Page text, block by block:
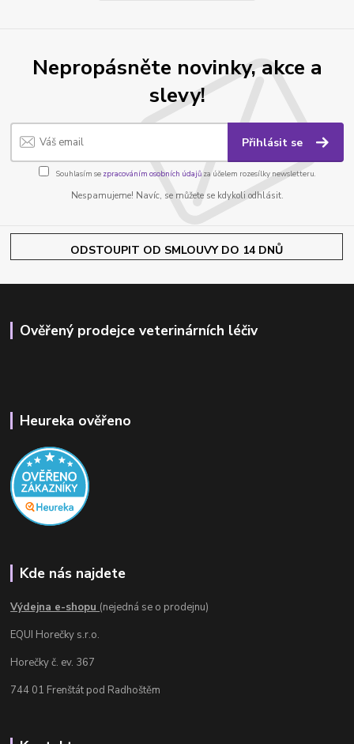
Nepropásněte novinky, akce a
slevy!
Přihlásit se
Souhlasím se zpracováním osobních údajůza účelem rozesílky newsletteru.
Nespamujeme! Navíc, se můžete se kdykoli odhlásit.
ODSTOUPIT OD SMLOUVY DO 14 DNŮ
Ověřený prodejce veterinárních léčiv
Heureka ověřeno
Kde nás najdete
Výdejna e-shopu (nejedná se o prodejnu)
EQUI Horečky s.r.o.
Horečky č. ev. 367
744 01 Frenštát pod Radhoštěm